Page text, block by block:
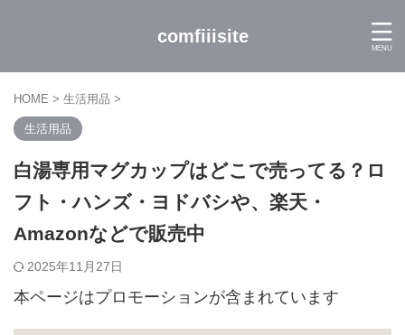
comfiiisite
HOME > 生活用品 >
生活用品
白湯専用マグカップはどこで売ってる？ロ
フト・ハンズ・ヨドバシや、楽天・
Amazonなどで販売中
2025年11月27日
本ページはプロモーションが含まれています